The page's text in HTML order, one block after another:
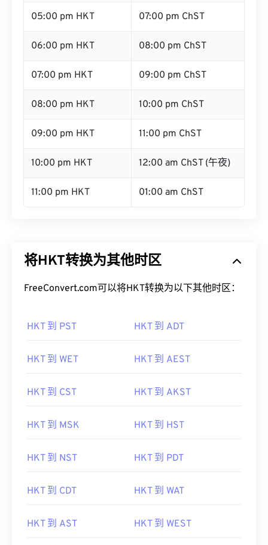
05:00 pm HKT 07:00 pm ChST
06:00 pm HKT 08:00 pm ChST
07:00 pm HKT 09:00 pm ChST
08:00 pm HKT 10:00 pm ChST
09:00 pm HKT 11:00 pm ChST
10:00 pm HKT 12:00 am ChST (午夜)
11:00 pm HKT 01:00 am ChST
将HKT转换为其他时区
FreeConvert.com可以将HKT转换为以下其他时区：
HKT 到 PST HKT 到 ADT
HKT 到 WET HKT 到 AEST
HKT 到 CST HKT 到 AKST
HKT 到 MSK HKT 到 HST
HKT 到 NST HKT 到 PDT
HKT 到 CDT HKT 到 WAT
HKT 到 AST HKT 到 WEST